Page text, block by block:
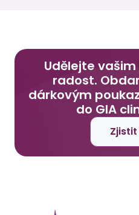
Udělejte
radost.
dárkovým
do GIA